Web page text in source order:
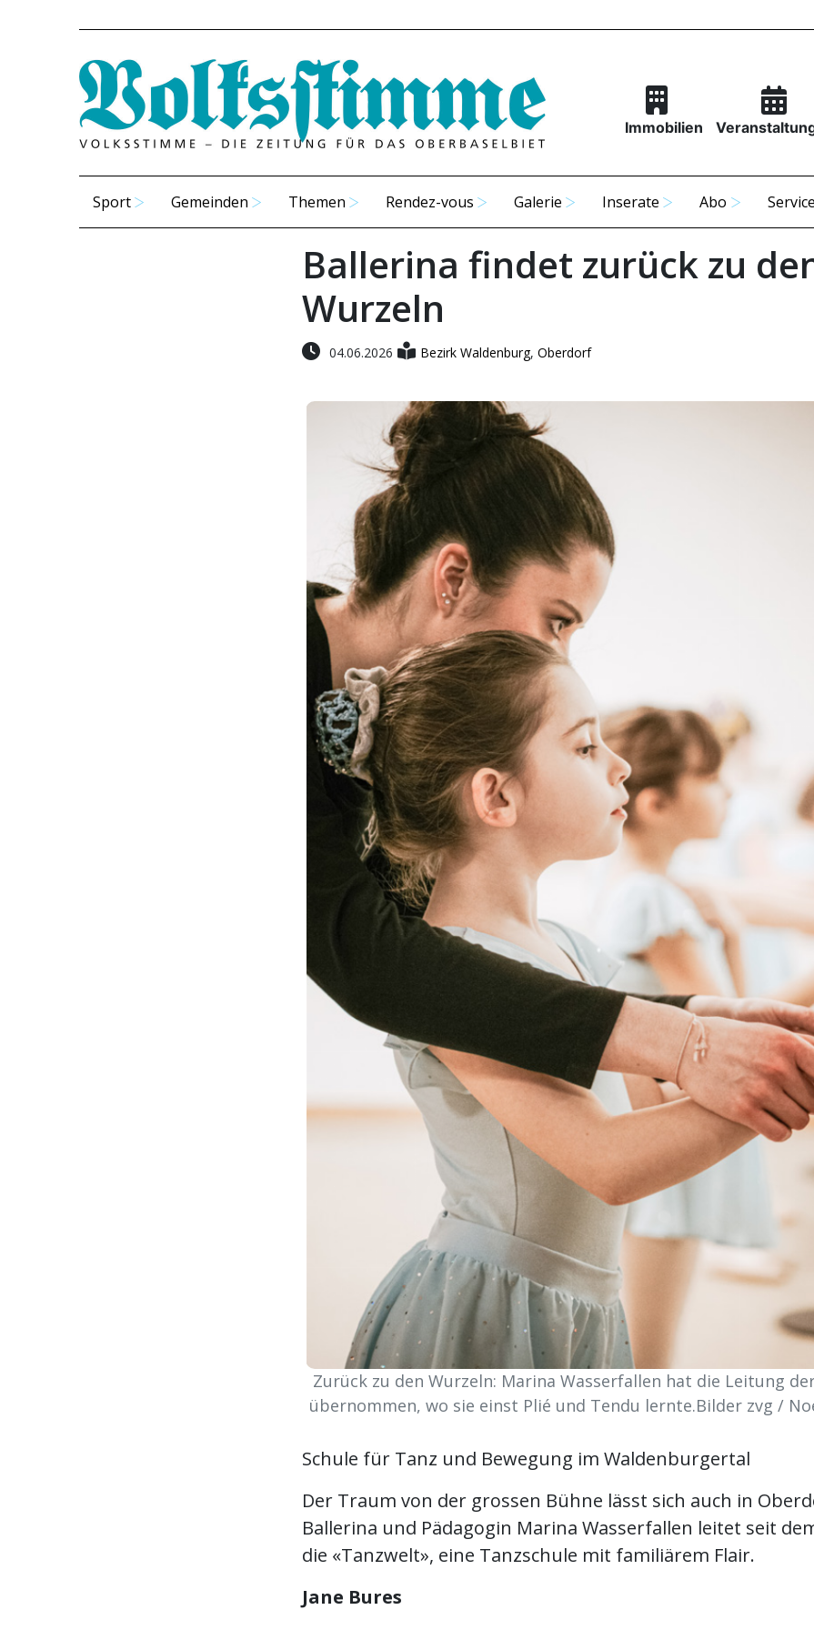
Immobilien
Sport Gemeinden Themen Rendez-vous Galerie Inserate Abo Service
Ballerina findet zurück zu
Wurzeln
04.06.2026 Bezirk Waldenburg, Oberdorf
Zurück zu den Wurzeln: Marina Wasserfallen hat die Leitung
übernommen, wo sie einst Plié und Tendu lernte.Bilder zvg /
Schule für Tanz und Bewegung im Waldenburgertal
Der Traum von der grossen Bühne lässt sich auch in
Ballerina und Pädagogin Marina Wasserfallen leitet seit
die «Tanzwelt», eine Tanzschule mit familiärem Flair.
Jane Bures